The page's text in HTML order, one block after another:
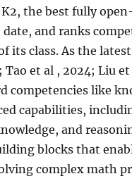
K2, the best fully
and ranks
its class. As the
Tao et al , 2024; Liu
competencies like
capabilities,
and
blocks that
complex math